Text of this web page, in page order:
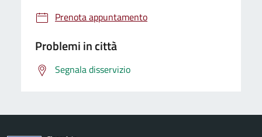
Prenota appuntamento
Problemi in città
Segnala disservizio